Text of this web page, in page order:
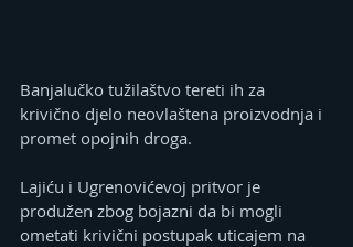
Banjalučko tužilaštvo tereti ih za
krivično djelo neovlaštena proizvodnja i
promet opojnih droga.
Lajiću i Ugrenovićevoj pritvor je
produžen zbog bojazni da bi mogli
ometati krivični postupak uticajem na